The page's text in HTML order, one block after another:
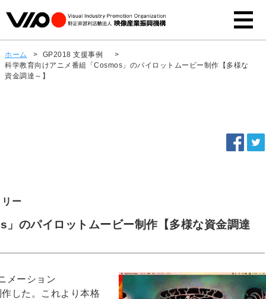
ホーム > GP2018 支援事例
>
科学教育向けアニメ番組「Cosmos」のパイロットムービー制作【多様な
資金調達～】
ー
のパイロットムービー制作【多様な資金調達
メーション
した。これより本格